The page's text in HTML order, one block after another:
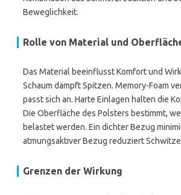
Beweglichkeit.
Rolle von Material und
Das Material beeinflusst Komfort und
Schaum dämpft Spitzen. Memory-Foam
passt sich an. Harte Einlagen halten die
Die Oberfläche des Polsters bestimmt,
belastet werden. Ein dichter Bezug
atmungsaktiver Bezug reduziert
Grenzen der Wirkung